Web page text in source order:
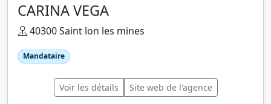
CARINA VEGA
40300 Saint lon les mines
Mandataire
Voir les détails Site web de l'agence